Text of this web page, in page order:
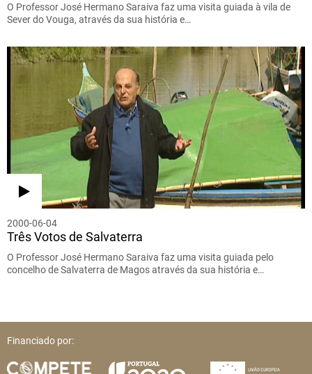
O Professor José Hermano Saraiva faz uma visita guiada à vila de
Sever do Vouga, através da sua história e…
2000-06-04
Três Votos de Salvaterra
O Professor José Hermano Saraiva faz uma visita guiada pelo
concelho de Salvaterra de Magos através da sua história e…
Financiado por: